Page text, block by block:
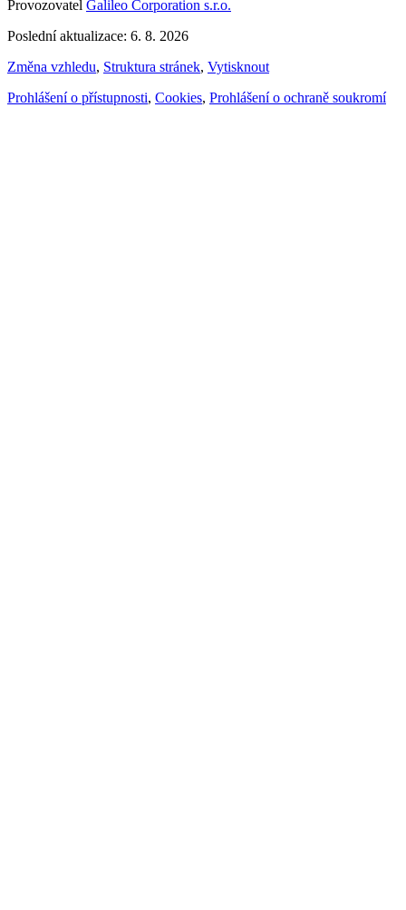
Provozovatel Galileo Corporation s.r.o.
Poslední aktualizace: 6. 8. 2026
Změna vzhledu, Struktura stránek, Vytisknout
Prohlášení o přístupnosti, Cookies, Prohlášení o ochraně soukromí